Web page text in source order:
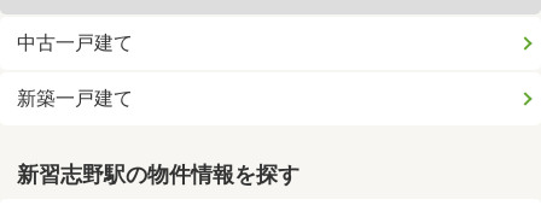
中古一戸建て
新築一戸建て
新習志野駅の物件情報を探す